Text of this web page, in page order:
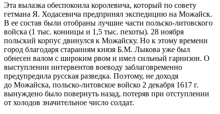
Эта вылазка обеспокоила королевича, который по совету
гетмана Я. Ходасевича предпринял экспедицию на Можайск.
В ее состав были отобраны лучшие части польско-литовского
войска (1 тыс. конницы и 1,5 тыс. пехоты). 28 ноября
польский корпус двинулся к Можайску. Но к этому времени
город благодаря стараниям князя Б.М. Лыкова уже был
обнесен валом с широким рвом и имел сильный гарнизон. О
выступлении интервентов воеводу заблаговременно
предупредила русская разведка. Поэтому, не доходя
до Можайска, польско-литовское войско 2 декабря 1617 г.
вынуждено было повернуть назад, потеряв при отступлении
от холодов значительное число солдат.